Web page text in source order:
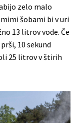
zelo malo
šobami bi v uri
13 litrov vode. Če
10 sekund
25 litrov v štirih